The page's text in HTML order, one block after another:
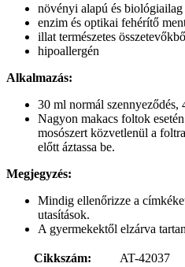
növényi alapú és
enzim és optikai fehérítő
illat természetes
hipoallergén
Alkalmazás:
30 ml normál szennyeződés,
Nagyon makacs foltok
mosószert közvetlenül a
előtt áztassa be.
Megjegyzés:
Mindig ellenőrizze a
utasítások.
A gyermekektől elzárva
Cikkszám:
AT-42037